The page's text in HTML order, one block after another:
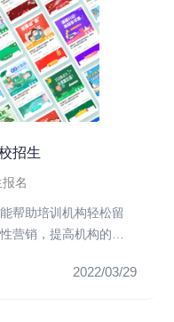
招生
名
帮助培训机构轻松留
营销，提高机构的招
2022/03/29